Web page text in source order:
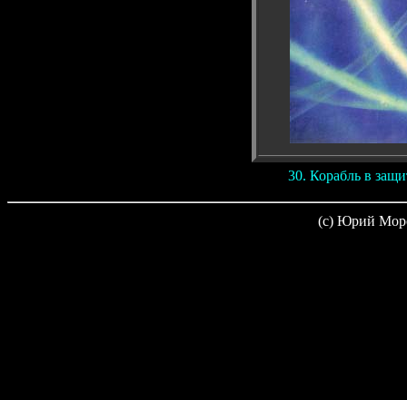
30. Корабль в
(c) Юрий